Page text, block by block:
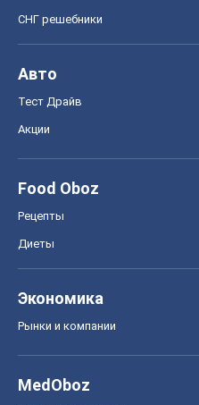
СНГ решебники
Авто
Тест Драйв
Акции
Food Oboz
Рецепты
Диеты
Экономика
Рынки и компании
MedOboz